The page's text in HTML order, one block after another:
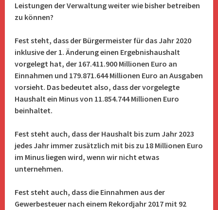
Leistungen der Verwaltung weiter wie bisher betreiben
zu können?
Fest steht, dass der Bürgermeister für das Jahr 2020
inklusive der 1. Änderung einen Ergebnishaushalt
vorgelegt hat, der 167.411.900 Millionen Euro an
Einnahmen und 179.871.644 Millionen Euro an Ausgaben
vorsieht. Das bedeutet also, dass der vorgelegte
Haushalt ein Minus von 11.854.744 Millionen Euro
beinhaltet.
Fest steht auch, dass der Haushalt bis zum Jahr 2023
jedes Jahr immer zusätzlich mit bis zu 18 Millionen Euro
im Minus liegen wird, wenn wir nicht etwas
unternehmen.
Fest steht auch, dass die Einnahmen aus der
Gewerbesteuer nach einem Rekordjahr 2017 mit 92